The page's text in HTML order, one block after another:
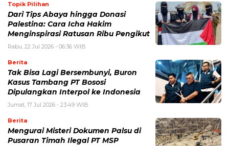
Topik Pilihan
Dari Tips Abaya hingga Donasi
Palestina: Cara Icha Hakim
Menginspirasi Ratusan Ribu Pengikut
Rabu, 22 Jul 2026 - 06:36 WIB
Berita
Tak Bisa Lagi Bersembunyi, Buron
Kasus Tambang PT Bososi
Dipulangkan Interpol ke Indonesia
Jumat, 17 Jul 2026 - 23:49 WIB
Berita
Mengurai Misteri Dokumen Palsu di
Pusaran Timah Ilegal PT MSP